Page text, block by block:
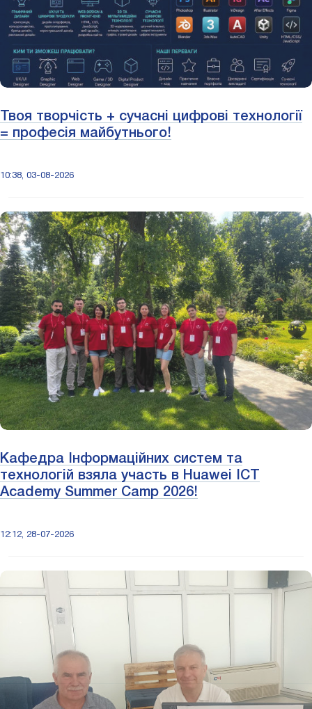
Твоя творчість + сучасні цифрові технології
= професія майбутнього!
10:38, 03-08-2026
Кафедра Інформаційних систем та
технологій взяла участь в Huawei ICT
Academy Summer Camp 2026!
12:12, 28-07-2026